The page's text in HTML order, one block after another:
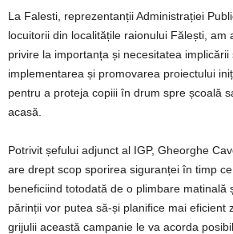
La Falesti, reprezentanții Administrației
locuitorii din localitățile raionului Fălești, am
privire la importanța și necesitatea implicării
implementarea și promovarea proiectului
pentru a proteja copiii în drum spre școală
acasă.
Potrivit șefului adjunct al IGP, Gheorghe
are drept scop sporirea siguranței în timp
beneficiind totodată de o plimbare matinală
părinții vor putea să-și planifice mai eficient
grijulii această campanie le va acorda